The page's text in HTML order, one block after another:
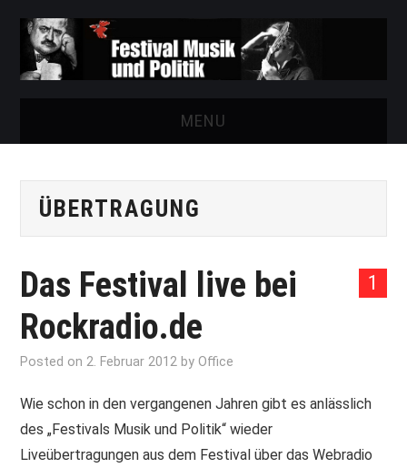
MENU
FESTIVAL
AUSSTELLUNGEN
ARCHIV
PRINT & CDS
ÜBERTRAGUNG
1
Das Festival live bei
Rockradio.de
Posted on2. Februar 2012 byOffice
Wie schon in den vergangenen Jahren gibt es anlässlich
des „Festivals Musik und Politik“ wieder
Liveübertragungen aus dem Festival über das Webradio